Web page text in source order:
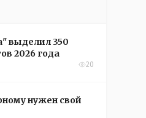
выделил 350
2026 года
20
нужен свой